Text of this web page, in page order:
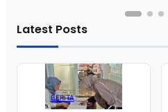
Latest Posts
BERITA